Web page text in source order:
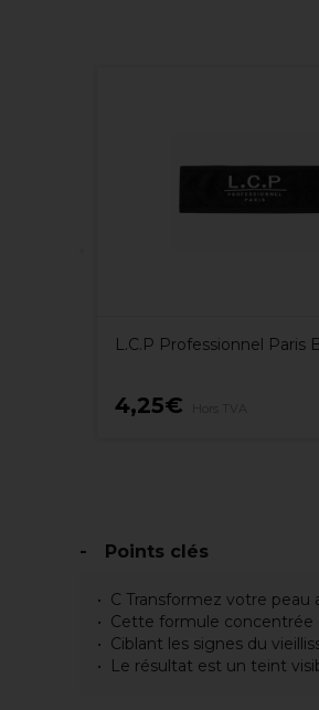
L.C.P Professionnel Paris
4,25€
Points clés
C Transformez votre peau
Cette formule concentrée
Ciblant les signes du
Le résultat est un teint